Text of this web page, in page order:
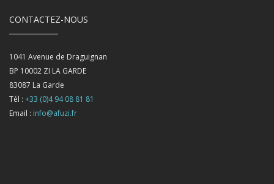
CONTACTEZ-NOUS
1041 Avenue de Draguignan
BP 10002 ZI LA GARDE
83087 La Garde
Tél : +33 (0)4 94 08 81 81
Email : info@afuzi.fr